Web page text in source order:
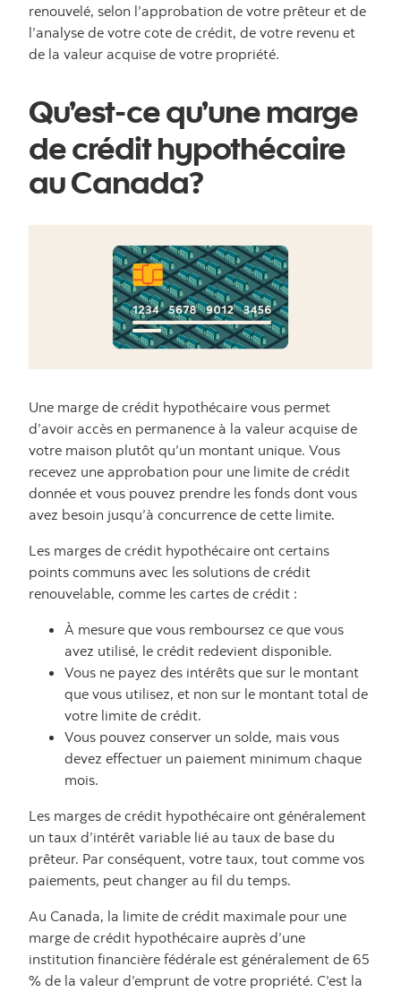
renouvelé, selon l’approbation de votre prêteur et de
l’analyse de votre cote de crédit, de votre revenu et
de la valeur acquise de votre propriété.
Qu’est-ce qu’une marge
de crédit hypothécaire
au Canada?
Une marge de crédit hypothécaire vous permet
d’avoir accès en permanence à la valeur acquise de
votre maison plutôt qu’un montant unique. Vous
recevez une approbation pour une limite de crédit
donnée et vous pouvez prendre les fonds dont vous
avez besoin jusqu’à concurrence de cette limite.
Les marges de crédit hypothécaire ont certains
points communs avec les solutions de crédit
renouvelable, comme les cartes de crédit :
À mesure que vous remboursez ce que vous
avez utilisé, le crédit redevient disponible.
Vous ne payez des intérêts que sur le montant
que vous utilisez, et non sur le montant total de
votre limite de crédit.
Vous pouvez conserver un solde, mais vous
devez effectuer un paiement minimum chaque
mois.
Les marges de crédit hypothécaire ont généralement
un taux d’intérêt variable lié au taux de base du
prêteur. Par conséquent, votre taux, tout comme vos
paiements, peut changer au fil du temps.
Au Canada, la limite de crédit maximale pour une
marge de crédit hypothécaire auprès d’une
institution financière fédérale est généralement de 65
% de la valeur d’emprunt de votre propriété. C’est la